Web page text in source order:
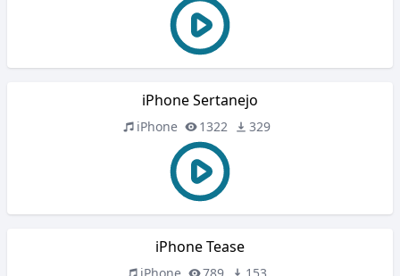
iPhone Sertanejo
iPhone 1322 329
iPhone Tease